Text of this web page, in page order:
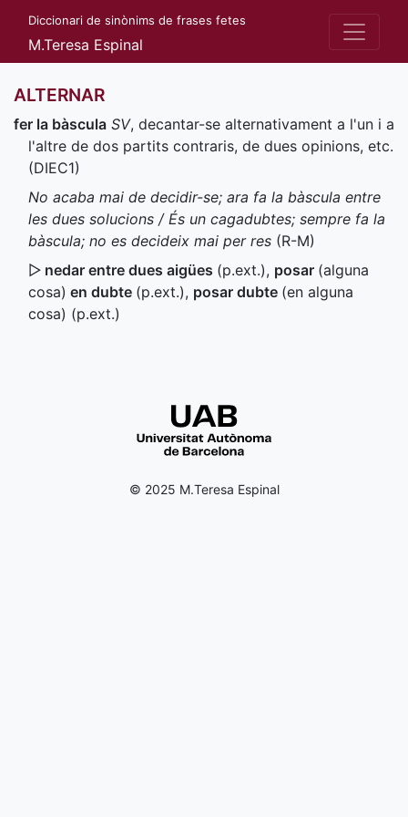
Diccionari de sinònims de frases fetes
M.Teresa Espinal
ALTERNAR
fer la bàscula SV, decantar-se alternativament a l'un i a
l'altre de dos partits contraris, de dues opinions, etc.
(DIEC1)
No acaba mai de decidir-se; ara fa la bàscula entre
les dues solucions / És un cagadubtes; sempre fa la
bàscula; no es decideix mai per res (R-M)
▷ nedar entre dues aigües (p.ext.), posar (alguna
cosa) en dubte (p.ext.), posar dubte (en alguna
cosa) (p.ext.)
© 2025 M.Teresa Espinal